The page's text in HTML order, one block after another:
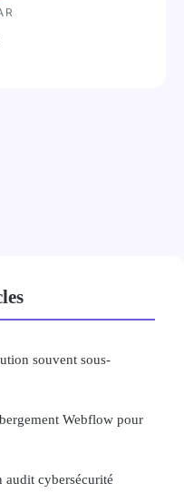
souvent sous-
Webflow pour
audit cybersécurité